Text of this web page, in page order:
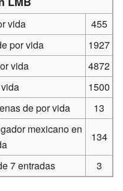
vida
455
por vida
1927
vida
4872
1500
de por vida
13
mexicano en
134
7 entradas 3